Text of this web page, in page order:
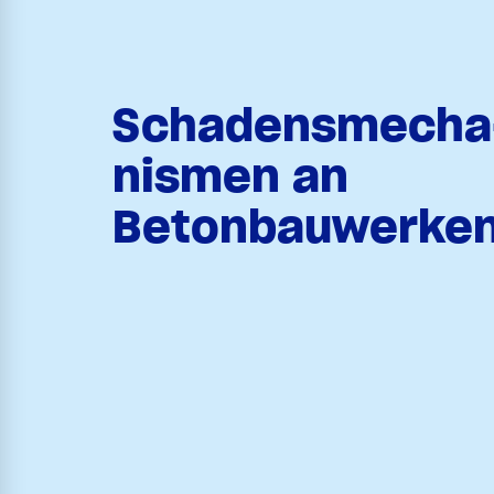
nismen an